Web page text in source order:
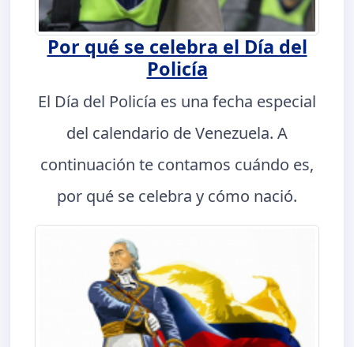
Por qué se celebra el Día del
Policía
El Día del Policía es una fecha especial
del calendario de Venezuela. A
continuación te contamos cuándo es,
por qué se celebra y cómo nació.